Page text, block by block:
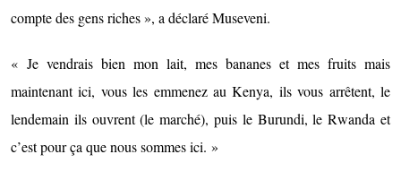
compte des gens riches », a déclaré Museveni.
« Je vendrais bien mon lait, mes bananes et mes fruits mais
maintenant ici, vous les emmenez au Kenya, ils vous arrêtent, le
lendemain ils ouvrent (le marché), puis le Burundi, le Rwanda et
c’est pour ça que nous sommes ici. »